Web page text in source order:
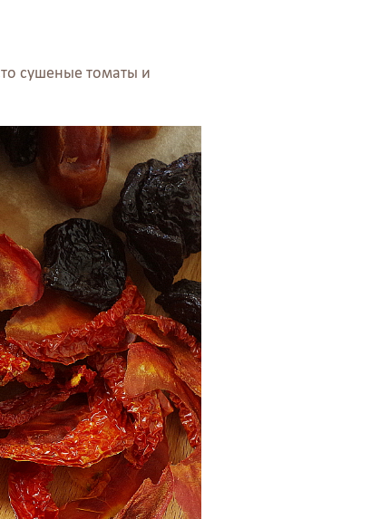
сушеные томаты и